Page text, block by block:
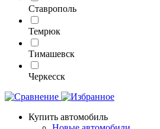
Ставрополь
Темрюк
Тимашевск
Черкесск
Купить автомобиль